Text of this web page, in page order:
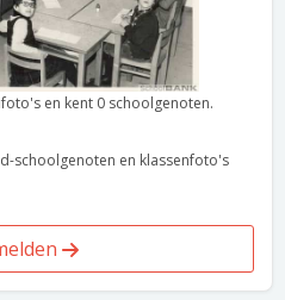
en kent 0 schoolgenoten.
schoolgenoten en klassenfoto's